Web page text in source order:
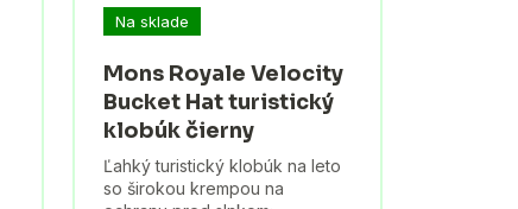
Na sklade
Mons Royale Velocity
Bucket Hat turistický
klobúk čierny
Ľahký turistický klobúk na leto
so širokou krempou na